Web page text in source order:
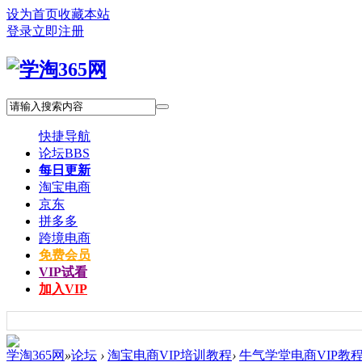
设为首页收藏本站
登录立即注册
快捷导航
论坛BBS
每日更新
淘宝电商
京东
拼多多
跨境电商
免费会员
VIP试看
加入VIP
学淘365网 »论坛 › 淘宝电商VIP培训教程› 牛气学堂电商VIP教